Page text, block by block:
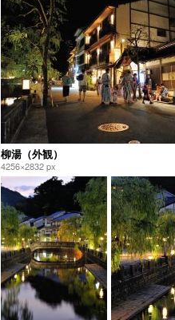
柳湯（外観）
4256×2832 px